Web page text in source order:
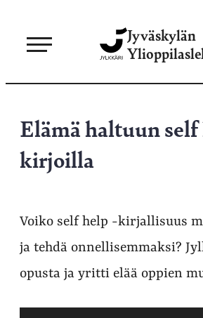
sisältöön
Jyväskylän
Elämä haltuun
kirjoilla
Voiko self help -kirjallisuus
ja tehdä onnellisemmaksi?
opusta ja yritti elää oppien